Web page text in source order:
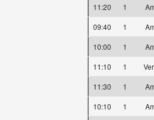
11:20
1
09:40
1
10:00
1
11:10
1
11:30
1
10:10
1